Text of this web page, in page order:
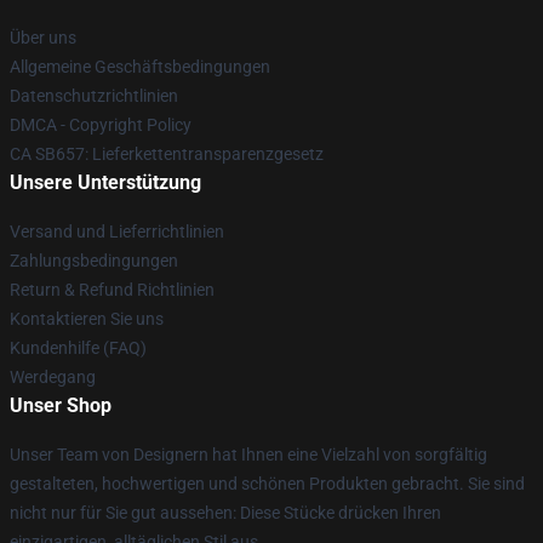
Über uns
Allgemeine Geschäftsbedingungen
Datenschutzrichtlinien
DMCA - Copyright Policy
CA SB657: Lieferkettentransparenzgesetz
Unsere Unterstützung
Versand und Lieferrichtlinien
Zahlungsbedingungen
Return & Refund Richtlinien
Kontaktieren Sie uns
Kundenhilfe (FAQ)
Werdegang
Unser Shop
Unser Team von Designern hat Ihnen eine Vielzahl von sorgfältig
gestalteten, hochwertigen und schönen Produkten gebracht. Sie sind
nicht nur für Sie gut aussehen: Diese Stücke drücken Ihren